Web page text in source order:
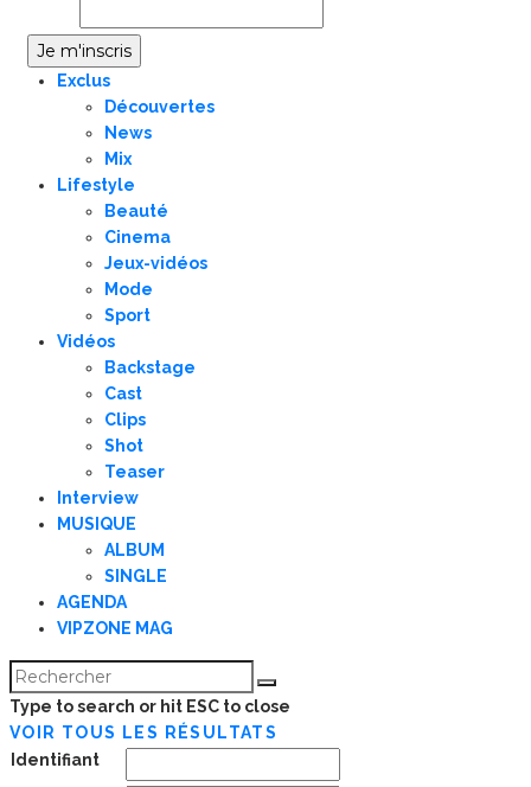
Exclus
Découvertes
News
Mix
Lifestyle
Beauté
Cinema
Jeux-vidéos
Mode
Sport
Vidéos
Backstage
Cast
Clips
Shot
Teaser
Interview
MUSIQUE
ALBUM
SINGLE
AGENDA
VIPZONE MAG
Type to search or hit ESC to close
VOIR TOUS LES RÉSULTATS
Identifiant